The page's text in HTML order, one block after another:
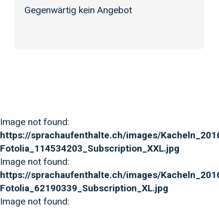
Gegenwärtig kein Angebot
Image not found:
https://sprachaufenthalte.ch/images/
Fotolia_114534203_Subscription_XXL.jpg
Image not found:
https://sprachaufenthalte.ch/images/
Fotolia_62190339_Subscription_XL.jpg
Image not found: